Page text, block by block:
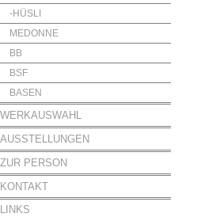
-HÜSLI
MEDONNE
BB
BSF
BASEN
WERKAUSWAHL
AUSSTELLUNGEN
ZUR PERSON
KONTAKT
LINKS